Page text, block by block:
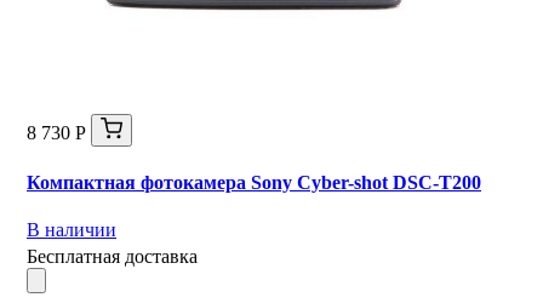
8 730 Р
Компактная фотокамера Sony Cyber-shot DSC-T200
В наличии
Бесплатная доставка